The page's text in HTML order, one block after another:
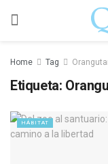
Home Tag
Etiqueta:
HÁBITAT